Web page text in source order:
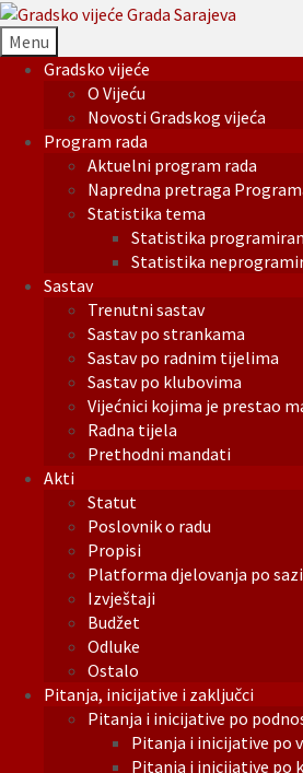
Menu
Gradsko vijeće
O Vijeću
Novosti Gradskog vijeća
Program rada
Aktuelni program rada
Napredna pretraga
Statistika tema
Statistika
Statistika
Sastav
Trenutni sastav
Sastav po strankama
Sastav po radnim tijelima
Sastav po klubovima
Vijećnici kojima je prestao
Radna tijela
Prethodni mandati
Akti
Statut
Poslovnik o radu
Propisi
Platforma djelovanja po
Izvještaji
Budžet
Odluke
Ostalo
Pitanja, inicijative i zaključci
Pitanja i inicijative po
Pitanja i inicijative po
Pitanja i inicijative po